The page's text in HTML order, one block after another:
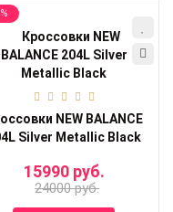
NEW BALANCE
Silver Metallic Black
15990 руб.
24000 руб.